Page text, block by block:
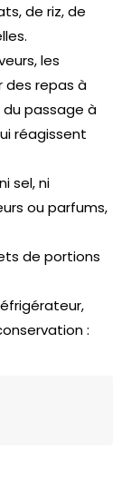
de riz, de
les
des repas à
passage à
réagissent
sel, ni
ou parfums,
de portions
: